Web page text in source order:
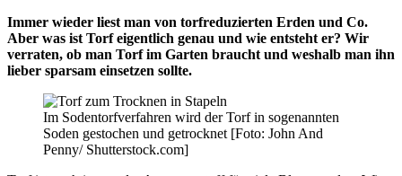
Immer wieder liest man von torfreduzierten Erden und Co.
Aber was ist Torf eigentlich genau und wie entsteht er? Wir
verraten, ob man Torf im Garten braucht und weshalb man ihn
lieber sparsam einsetzen sollte.
Im Sodentorfverfahren wird der Torf in sogenannten
Soden gestochen und getrocknet [Foto: John And
Penny/ Shutterstock.com]